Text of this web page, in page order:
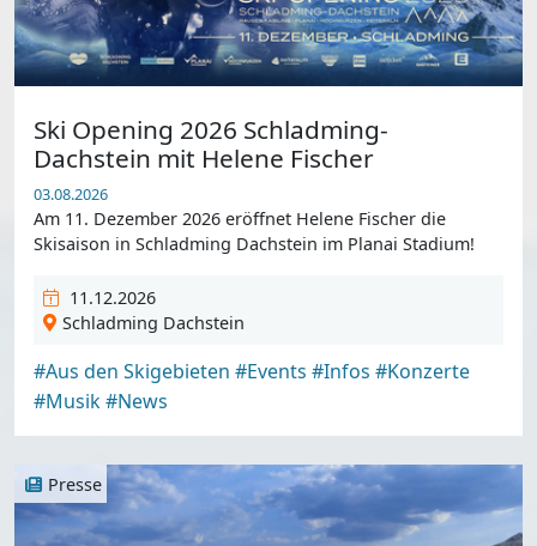
Ski Opening 2026 Schladming-
Dachstein mit Helene Fischer
03.08.2026
Am 11. Dezember 2026 eröffnet Helene Fischer die
Skisaison in Schladming Dachstein im Planai Stadium!
11.12.2026
Schladming Dachstein
#Aus den Skigebieten #Events #Infos #Konzerte
#Musik#News
Presse